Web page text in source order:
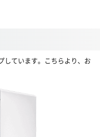
しています。こちらより、お